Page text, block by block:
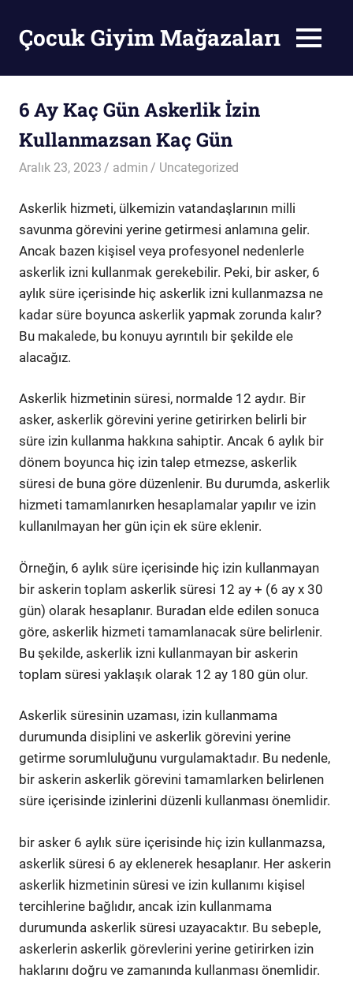
contentÇocuk Giyim Mağazaları
Mağazaları
MENU
6 Ay Kaç Gün Askerlik İzin
Kullanmazsan Kaç Gün
Aralık 23, 2023 admin Uncategorized
Askerlik hizmeti, ülkemizin vatandaşlarının milli
savunma görevini yerine getirmesi anlamına gelir.
Ancak bazen kişisel veya profesyonel nedenlerle
askerlik izni kullanmak gerekebilir. Peki, bir asker, 6
aylık süre içerisinde hiç askerlik izni kullanmazsa ne
kadar süre boyunca askerlik yapmak zorunda kalır?
Bu makalede, bu konuyu ayrıntılı bir şekilde ele
alacağız.
Askerlik hizmetinin süresi, normalde 12 aydır. Bir
asker, askerlik görevini yerine getirirken belirli bir
süre izin kullanma hakkına sahiptir. Ancak 6 aylık bir
dönem boyunca hiç izin talep etmezse, askerlik
süresi de buna göre düzenlenir. Bu durumda, askerlik
hizmeti tamamlanırken hesaplamalar yapılır ve izin
kullanılmayan her gün için ek süre eklenir.
Örneğin, 6 aylık süre içerisinde hiç izin kullanmayan
bir askerin toplam askerlik süresi 12 ay + (6 ay x 30
gün) olarak hesaplanır. Buradan elde edilen sonuca
göre, askerlik hizmeti tamamlanacak süre belirlenir.
Bu şekilde, askerlik izni kullanmayan bir askerin
toplam süresi yaklaşık olarak 12 ay 180 gün olur.
Askerlik süresinin uzaması, izin kullanmama
durumunda disiplini ve askerlik görevini yerine
getirme sorumluluğunu vurgulamaktadır. Bu nedenle,
bir askerin askerlik görevini tamamlarken belirlenen
süre içerisinde izinlerini düzenli kullanması önemlidir.
bir asker 6 aylık süre içerisinde hiç izin kullanmazsa,
askerlik süresi 6 ay eklenerek hesaplanır. Her askerin
askerlik hizmetinin süresi ve izin kullanımı kişisel
tercihlerine bağlıdır, ancak izin kullanmama
durumunda askerlik süresi uzayacaktır. Bu sebeple,
askerlerin askerlik görevlerini yerine getirirken izin
haklarını doğru ve zamanında kullanması önemlidir.